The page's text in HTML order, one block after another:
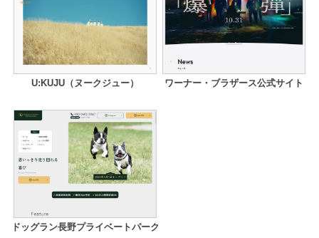
U:KUJU（ヌークジュー） ワーナー・ブラザース公式サイト
ドッグラン長野プライベートパーク